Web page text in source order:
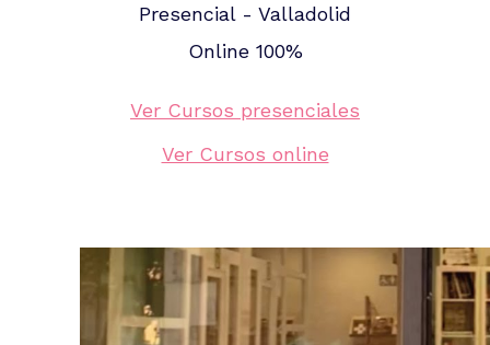
Presencial - Valladolid
Online 100%
Ver Cursos presenciales
Ver Cursos online